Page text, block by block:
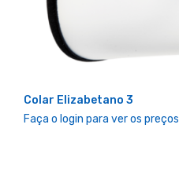
Colar Elizabetano 3
Faça o login para ver os preços